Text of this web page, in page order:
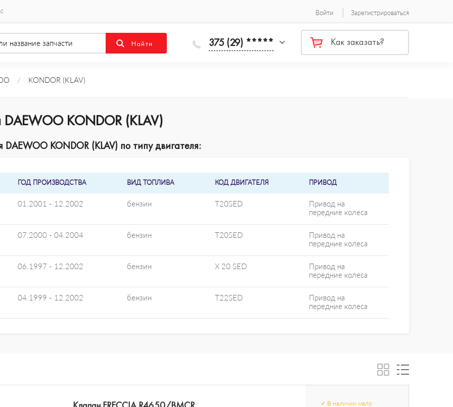
Войти Зарегистрироваться
375 (29) ***** Как заказать?
/ KONDOR (KLAV)
KONDOR (KLAV)
KONDOR (KLAV) по типу двигателя:
ГОД ПРОИЗВОДСТВА ВИД ТОПЛИВА КОД ДВИГАТЕЛЯ ПРИВОД
01.2001 - 12.2002 бензин T20SED
Привод на
передние колеса
07.2000 - 04.2004 бензин T20SED
Привод на
передние колеса
06.1997 - 12.2002 бензин X 20 SED
Привод на
передние колеса
04.1999 - 12.2002 бензин T22SED
Привод на
передние колеса
✓ В наличии мало